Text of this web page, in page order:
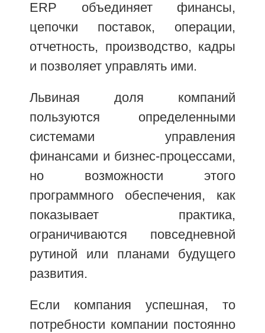
ERP объединяет финансы,
цепочки поставок, операции,
отчетность, производство, кадры
и позволяет управлять ими.
Львиная доля компаний
пользуются определенными
системами управления
финансами и бизнес-процессами,
но возможности этого
программного обеспечения, как
показывает практика,
ограничиваются повседневной
рутиной или планами будущего
развития.
Если компания успешная, то
потребности компании постоянно